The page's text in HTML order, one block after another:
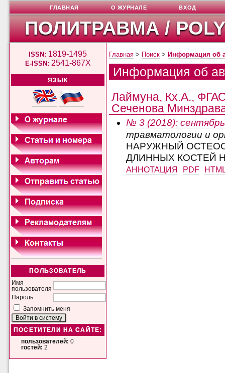
ПОЛИТРАВМА /
ISSN: 1819-1495
E-ISSN: 2541-867X
ЯЗЫК
ПОЛЬЗОВАТЕЛЬ
Имя
пользователя
Пароль
Запомнить меня
ПОСЕТИТЕЛИ НА САЙТЕ:
пользователей: 0
гостей: 2
ГЛАВНАЯ О ЖУРНАЛЕ ВХОД
Главная > Поиск > Информация об
Информация об
Лаймуна, Кх.А.,
Сеченова
№ 3 (2018): сентябрь
травматологии и
НАРУЖНЫЙ
ДЛИННЫХ КОСТЕЙ
АННОТАЦИЯ PDF